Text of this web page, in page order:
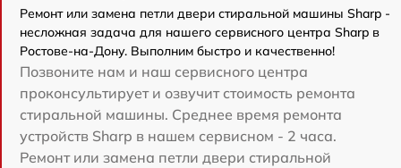
Ремонт или замена петли двери стиральной машины Sharp -
несложная задача для нашего сервисного центра Sharp в
Ростове-на-Дону. Выполним быстро и качественно!
Позвоните нам и наш сервисного центра
проконсультирует и озвучит стоимость ремонта
стиральной машины. Среднее время ремонта
устройств Sharp в нашем сервисном - 2 часа.
Ремонт или замена петли двери стиральной